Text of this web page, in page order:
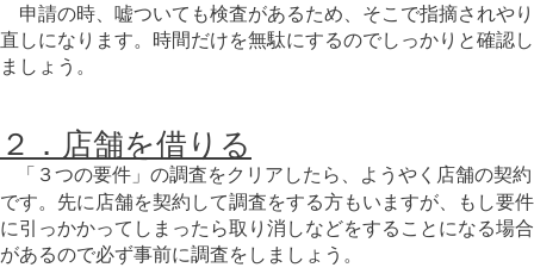
申請の時、嘘ついても検査があるため、そこで指摘されやり
直しになります。時間だけを無駄にするのでしっかりと確認し
ましょう。
２．店舗を借りる
「３つの要件」の調査をクリアしたら、ようやく店舗の契約
です。先に店舗を契約して調査をする方もいますが、もし要件
に引っかかってしまったら取り消しなどをすることになる場合
があるので必ず事前に調査をしましょう。